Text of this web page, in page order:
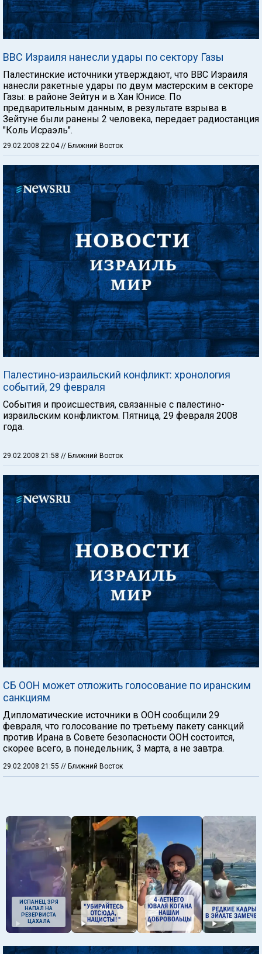
ВВС Израиля нанесли удары по сектору Газы
Палестинские источники утверждают, что ВВС Израиля
нанесли ракетные удары по двум мастерским в секторе
Газы: в районе Зейтун и в Хан Юнисе. По
предварительным данным, в результате взрыва в
Зейтуне были ранены 2 человека, передает радиостанция
"Коль Исраэль".
29.02.2008 22:04 // Ближний Восток
Палестино-израильский конфликт: хронология
событий, 29 февраля
События и происшествия, связанные с палестино-
израильским конфликтом. Пятница, 29 февраля 2008
года.
29.02.2008 21:58 // Ближний Восток
СБ ООН может отложить голосование по иранским
санкциям
Дипломатические источники в ООН сообщили 29
февраля, что голосование по третьему пакету санкций
против Ирана в Совете безопасности ООН состоится,
скорее всего, в понедельник, 3 марта, а не завтра.
29.02.2008 21:55 // Ближний Восток
ИСПАНЕЦ ЗРЯ
НАПАЛ НА
РЕЗЕРВИСТА
ЦАХАЛА